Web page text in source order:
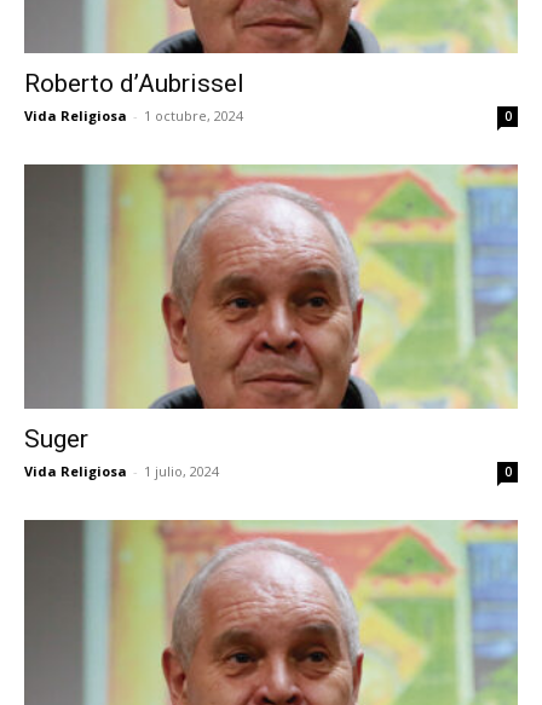
Roberto d’Aubrissel
Vida Religiosa - 1 octubre, 2024 0
Suger
Vida Religiosa - 1 julio, 2024 0